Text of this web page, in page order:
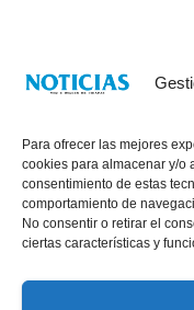
Para ofrecer las mejores
cookies para almacenar y/o
consentimiento de estas
comportamiento de
No consentir o retirar el
ciertas características y
® Derechos Reservados